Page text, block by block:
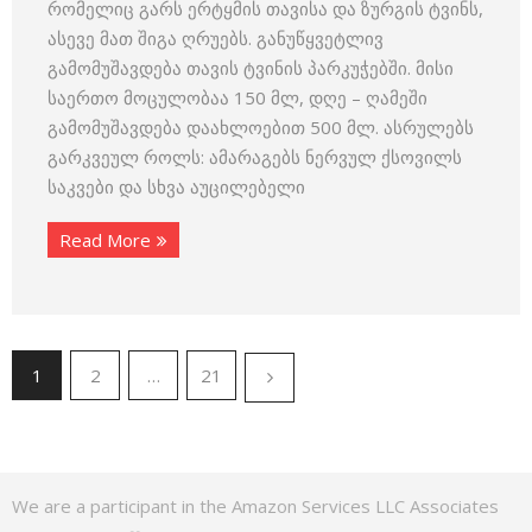
რომელიც გარს ერტყმის თავისა და ზურგის ტვინს,
ასევე მათ შიგა ღრუებს. განუწყვეტლივ
გამომუშავდება თავის ტვინის პარკუჭებში. მისი
საერთო მოცულობაა 150 მლ, დღე – ღამეში
გამომუშავდება დაახლოებით 500 მლ. ასრულებს
გარკვეულ როლს: ამარაგებს ნერვულ ქსოვილს
საკვები და სხვა აუცილებელი
Read More
1 2 … 21
We are a participant in the Amazon Services LLC Associates